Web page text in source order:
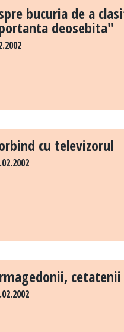
bucuria de a
deosebita"
cu televizorul